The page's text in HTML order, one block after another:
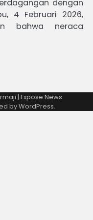
dengan
4 Februari 2026,
bahwa neraca
| Expose News
byWordPress.